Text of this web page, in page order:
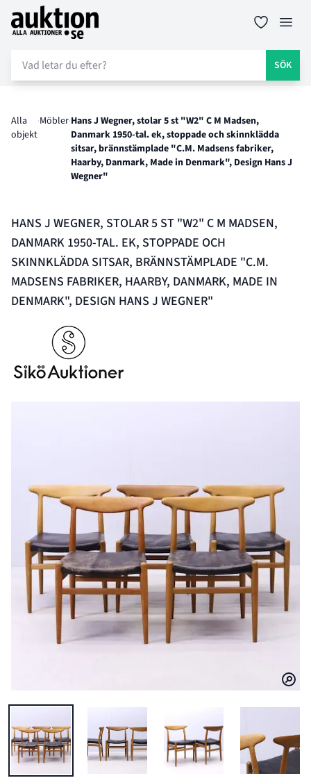
Auktion.se
SÖK
Alla
objekt
Möbler Hans J Wegner, stolar 5 st "W2" C M Madsen,
Danmark 1950-tal. ek, stoppade och skinnklädda
sitsar, brännstämplade "C.M. Madsens fabriker,
Haarby, Danmark, Made in Denmark", Design Hans J
Wegner"
HANS J WEGNER, STOLAR 5 ST "W2" C M MADSEN,
DANMARK 1950-TAL. EK, STOPPADE OCH
SKINNKLÄDDA SITSAR, BRÄNNSTÄMPLADE "C.M.
MADSENS FABRIKER, HAARBY, DANMARK, MADE IN
DENMARK", DESIGN HANS J WEGNER"
BILD 1 AV HANS J